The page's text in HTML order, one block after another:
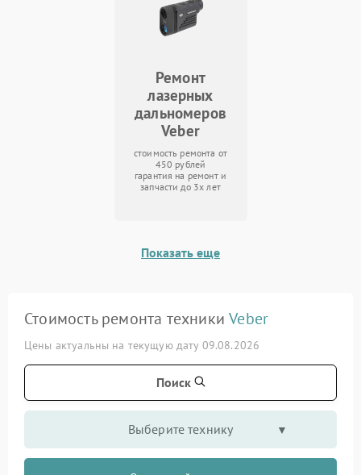
Ремонт
лазерных
дальномеров
Veber
стоимость ремонта от
450 рублей
гарантия на ремонт и
запчасти до 3х лет
Показать еще
Стоимость ремонта техникиVeber
Цены актуальны на текущую дату 09.08.2026
Поиск
Выберите технику